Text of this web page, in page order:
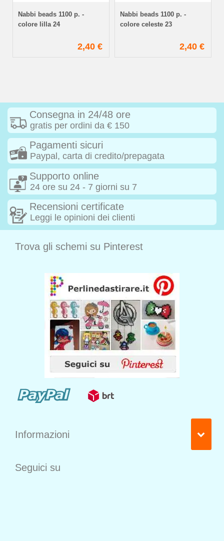
Nabbi beads 1100 p. -
colore lilla 24
2,40 €
Nabbi beads 1100 p. -
colore celeste 23
2,40 €
Consegna in 24/48 ore
gratis per ordini da € 150
Pagamenti sicuri
Paypal, carta di credito/prepagata
Supporto online
24 ore su 24 - 7 giorni su 7
Recensioni certificate
Leggi le opinioni dei clienti
Trova gli schemi su Pinterest
Informazioni
Seguici su